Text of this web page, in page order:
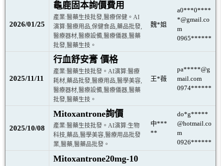
2026/01/25
龜鹿固本詢價費用
產業:醫藥生技批發,醫療保健。AI
演算:醫療用品,保健食品,藥品批發,
醫療器材,醫療設備,醫療儀器,醫藥
批發,醫藥生技。
魏*姐
a0***0****
*@gmail.co
m
0965******
2025/11/11
行血舒安膏 價格
產業:醫藥生技批發。AI演算:醫療
耗材,藥品批發,醫療用品,醫學美容,
醫療器材,醫療設備,醫療儀器,醫藥
批發,醫藥生技。
王*薇
pa*****@g
mail.com
0974******
2025/10/08
Mitoxantrone詢價
產業:醫藥生技批發。AI演算:生物
科技,藥品,醫學美容,醫療用品批發
業,醫藥,醫藥品批發。
中***
**
do*g*****
@hotmail.co
m
0926******
Mitoxantrone20mg-10